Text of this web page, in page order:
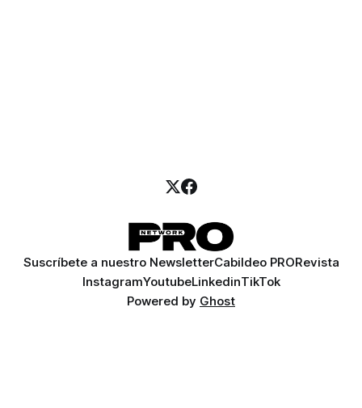
Suscríbete a nuestro NewsletterCabildeo PRORevista
InstagramYoutubeLinkedinTikTok
Powered by Ghost